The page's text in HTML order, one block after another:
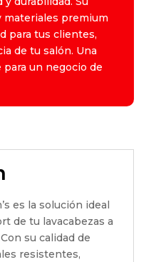
materiales premium
para tus clientes,
de tu salón. Una
un negocio de
es la solución ideal
de tu lavacabezas a
su calidad de
resistentes,